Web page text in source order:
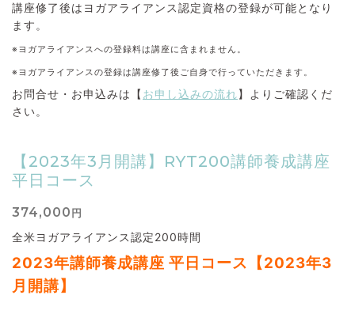
講座修了後はヨガアライアンス認定資格の登録が可能となり
ます。
※ヨガアライアンスへの登録料は講座に含まれません。
※ヨガアライアンスの登録は講座修了後ご自身で行っていただきます。
お問合せ・お申込みは【 お申し込みの流れ】よりご確認くだ
さい。
【2023年3月開講】RYT200講師養成講座
平日コース
374,000 円
全米ヨガアライアンス認定200時間
2023年講師養成講座 平日コース【2023年3
月開講】